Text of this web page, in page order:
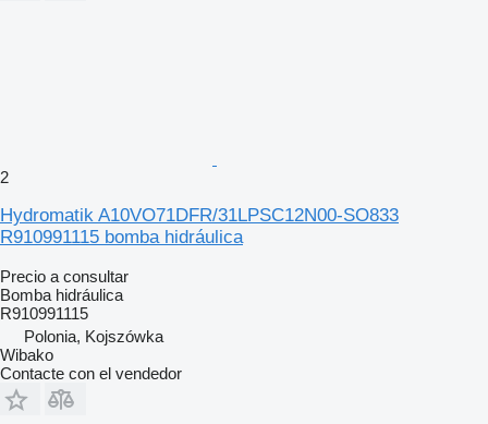
2
Hydromatik A10VO71DFR/31LPSC12N00-SO833
R910991115 bomba hidráulica
Precio a consultar
Bomba hidráulica
R910991115
Polonia, Kojszówka
Wibako
Contacte con el vendedor